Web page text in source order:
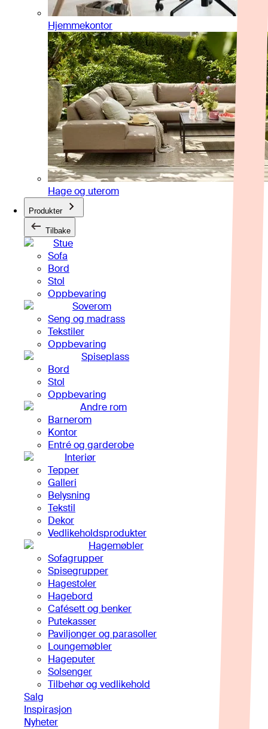
Hjemmekontor
Hage og uterom
Produkter
Tilbake
Stue
Sofa
Bord
Stol
Oppbevaring
Soverom
Seng og madrass
Tekstiler
Oppbevaring
Spiseplass
Bord
Stol
Oppbevaring
Andre rom
Barnerom
Kontor
Entré og garderobe
Interiør
Tepper
Galleri
Belysning
Tekstil
Dekor
Vedlikeholdsprodukter
Hagemøbler
Sofagrupper
Spisegrupper
Hagestoler
Hagebord
Cafésett og benker
Putekasser
Paviljonger og parasoller
Loungemøbler
Hageputer
Solsenger
Tilbehør og vedlikehold
Salg
Inspirasjon
Nyheter